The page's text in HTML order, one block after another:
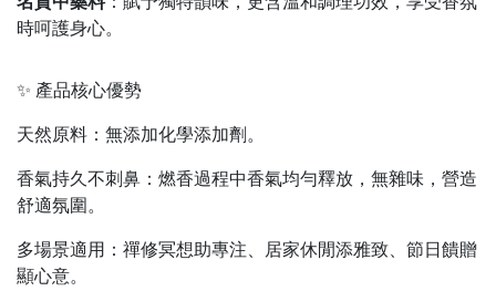
時呵護身心。
✨ 產品核心優勢
天然原料 ： 無添加化學添加劑 。
香氣持久不刺鼻：燃香過程中香氣均勻釋放，無雜味，營造
舒適氛圍 。
多場景適用：禪修冥想助專注、居家休閒添雅致、節日饋贈
顯心意。